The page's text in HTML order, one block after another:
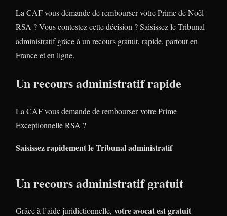
La CAF vous demande de rembourser votre Prime de Noël
RSA ? Vous contestez cette décision ? Saisissez le Tribunal
administratif grâce à un recours gratuit, rapide, partout en
France et en ligne.
Un recours administratif rapide
La CAF vous demande de rembourser votre Prime
Exceptionnelle RSA ?
Saisissez rapidement le Tribunal administratif
Un recours administratif gratuit
Grâce à l’aide juridictionnelle, votre avocat est gratuit